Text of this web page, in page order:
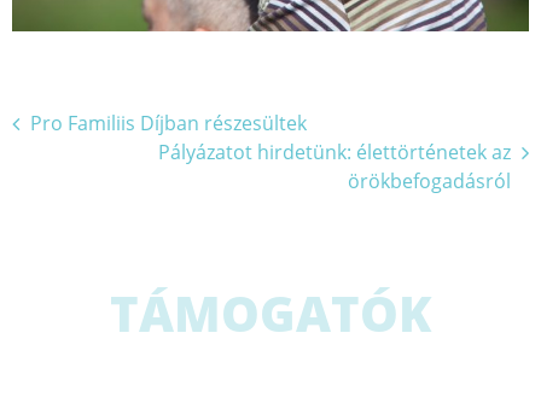
Bejegyzés
Pro Familiis Díjban részesültek
Pályázatot hirdetünk: élettörténetek az
örökbefogadásról
TÁMOGATÓK